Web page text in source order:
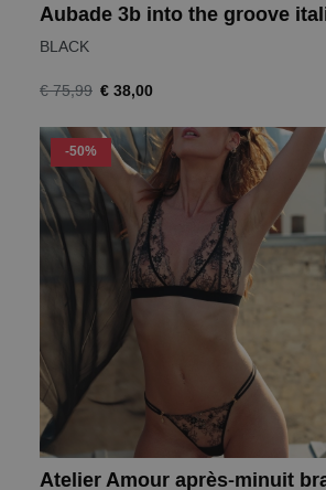
BLACK
€ 75,99 € 38,00
-50%